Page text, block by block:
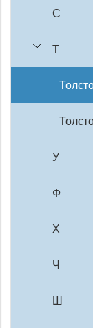
С
Т
У
Ф
Х
Ч
Ш